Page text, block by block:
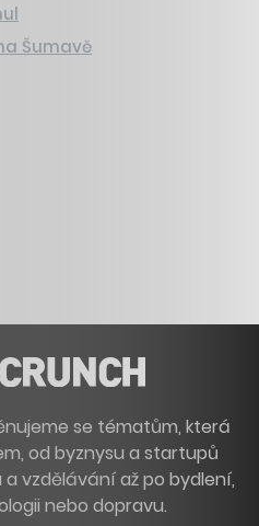
Šumavě
se tématům, která
od byznysu a startupů
vzdělávání až po bydlení,
nebo dopravu.